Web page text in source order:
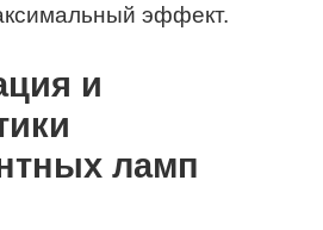
эффект.
и
ламп